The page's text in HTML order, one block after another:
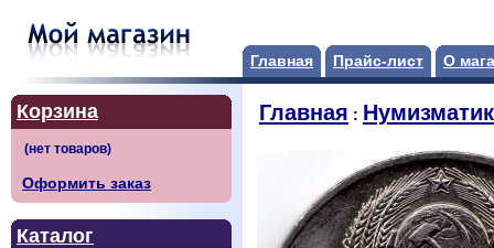
Главная Прайс-лист О
Корзина
Оформить заказ
Каталог
Главная :